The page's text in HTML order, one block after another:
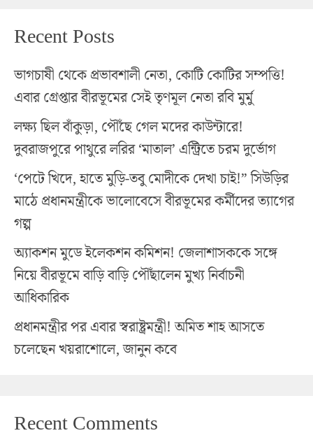
Recent Posts
ভাগচাষী থেকে প্রভাবশালী নেতা, কোটি কোটির সম্পত্তি!
এবার গ্রেপ্তার বীরভূমের সেই তৃণমূল নেতা রবি মুর্মু
লক্ষ্য ছিল বাঁকুড়া, পৌঁছে গেল মদের কাউন্টারে!
দুবরাজপুরে পাথুরে লরির ‘মাতাল’ এন্ট্রিতে চরম দুর্ভোগ
‘পেটে খিদে, হাতে মুড়ি-তবু মোদীকে দেখা চাই!” সিউড়ির
মাঠে প্রধানমন্ত্রীকে ভালোবেসে বীরভূমের কর্মীদের ত্যাগের
গল্প
অ্যাকশন মুডে ইলেকশন কমিশন! জেলাশাসককে সঙ্গে
নিয়ে বীরভূমে বাড়ি বাড়ি পৌঁছালেন মুখ্য নির্বাচনী
আধিকারিক
প্রধানমন্ত্রীর পর এবার স্বরাষ্ট্রমন্ত্রী! অমিত শাহ আসতে
চলেছেন খয়রাশোলে, জানুন কবে
Recent Comments